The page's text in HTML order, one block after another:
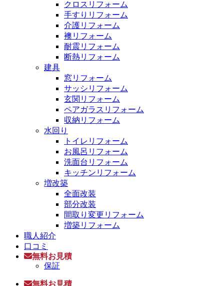
クロスリフォーム
手すりリフォーム
介護リフォーム
襖リフォーム
耐震リフォーム
断熱リフォーム
建具
窓リフォーム
サッシリフォーム
玄関リフォーム
ペアガラスリフォーム
収納リフォーム
水回り
トイレリフォーム
お風呂リフォーム
洗面台リフォーム
キッチンリフォーム
増改築
全面改装
部分改装
間取り変更リフォーム
増築リフォーム
職人紹介
口コミ
無料お見積
保証
無料お見積